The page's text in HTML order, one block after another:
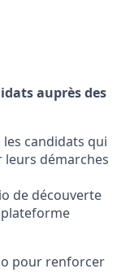
auprès des
candidats qui
démarches
de découverte
pour renforcer